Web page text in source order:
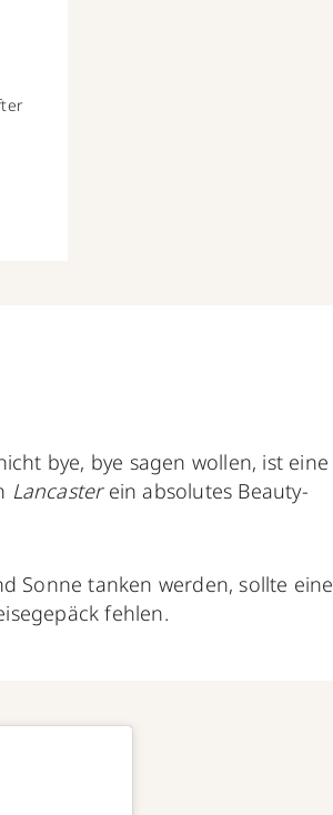
bye, bye sagen wollen, ist eine
Lancasterein absolutes Beauty-
Sonne tanken werden, sollte eine
fehlen.